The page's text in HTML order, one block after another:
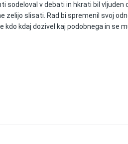
sodeloval v debati in hkrati bil vljuden
zelijo slisati. Rad bi spremenil svoj
kdo kdaj dozivel kaj podobnega in se